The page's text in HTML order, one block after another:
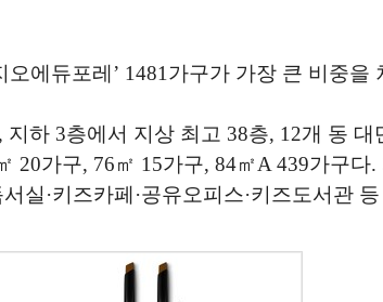
에듀포레’ 1481가구가 가장 큰 비중을
하 3층에서 지상 최고 38층, 12개 동
20가구, 76㎡ 15가구, 84㎡A 439가구
실·키즈카페·공유오피스·키즈도서관